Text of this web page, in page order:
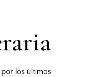
los últimos